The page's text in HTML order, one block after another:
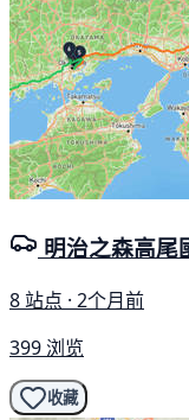
明治之森高
8 站点 · 2个月前
399 浏览
收藏